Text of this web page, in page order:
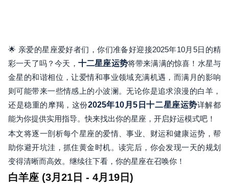
🌟 亲爱的星座爱好者们，你们准备好迎接2025年10月5日的精
彩一天了吗？今天， 十二星座运势将带来满满的惊喜！水星与
金星的和谐相位，让爱情和事业领域充满机遇，而满月的影响
则可能带来一些情感上的小波澜。无论你是追求浪漫的白羊，
还是稳重的摩羯，这份2025年10月5日十二星座运势详解都
能为你提供实用指导。快来找出你的星座，开启好运模式吧！
本文将逐一剖析每个星座的爱情、事业、财运和健康运势，帮
助你避开坑洼，抓住黄金时机。读完后，你会发现一天的规划
变得清晰而高效。继续往下看，你的星座在召唤你！
白羊座 (3月21日 - 4月19日)